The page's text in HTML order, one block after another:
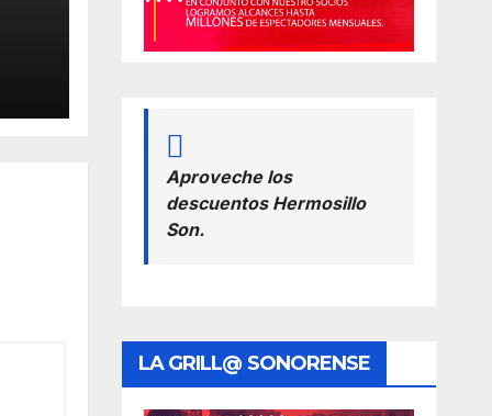
Aproveche los
descuentos Hermosillo
Son.
LA GRILL@ SONORENSE